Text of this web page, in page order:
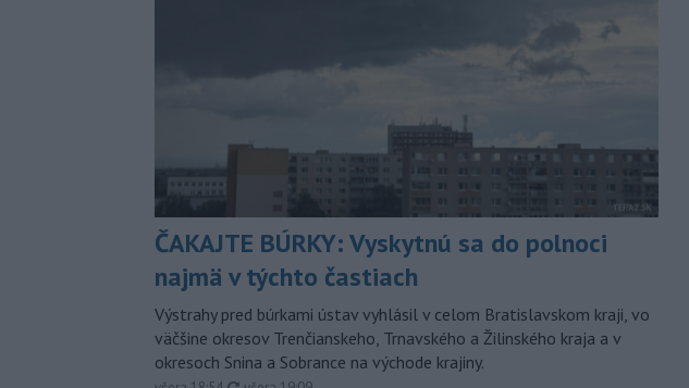
ČAKAJTE BÚRKY: Vyskytnú sa do polnoci
najmä v týchto častiach
Výstrahy pred búrkami ústav vyhlásil v celom Bratislavskom kraji, vo
väčšine okresov Trenčianskeho, Trnavského a Žilinského kraja a v
okresoch Snina a Sobrance na východe krajiny.